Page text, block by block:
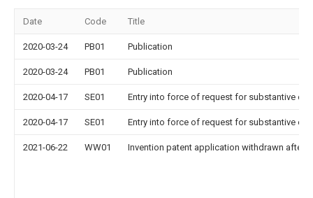
Date Code Title
2020-03-24 PB01 Publication
2020-03-24 PB01 Publication
2020-04-17 SE01 Entry into force of request for substantive
2020-04-17 SE01 Entry into force of request for substantive
2021-06-22 WW01 Invention patent application withdrawn after